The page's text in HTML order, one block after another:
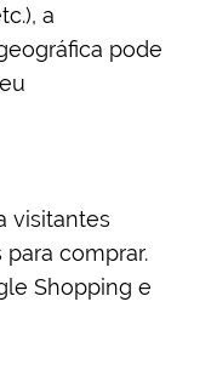
a
pode
visitantes
comprar.
Shopping e